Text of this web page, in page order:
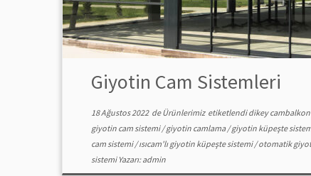
Giyotin Cam Sistemleri
18 Ağustos 2022deÜrünlerimiz etiketlendidikey cambalkon
giyotin cam sistemi/giyotin camlama/giyotin küpeşte
cam sistemi/ısıcam'lı giyotin küpeşte sistemi/otomatik
sistemi Yazarı:admin